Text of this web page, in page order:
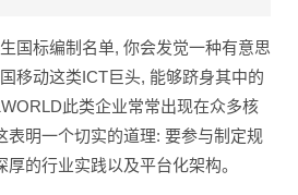
国标编制名单, 你会发觉一种有意思
移动这类ICT巨头, 能够跻身其中的
此类企业常常出现在众多核
表明一个切实的道理: 要参与制定规
的行业实践以及平台化架构。